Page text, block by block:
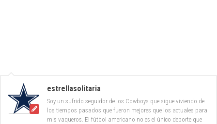
estrellasolitaria
Soy un sufrido seguidor de los Cowboys que sigue viviendo de
los tiempos pasados que fueron mejores que los actuales para
mis vaqueros. El fútbol americano no es el único deporte que